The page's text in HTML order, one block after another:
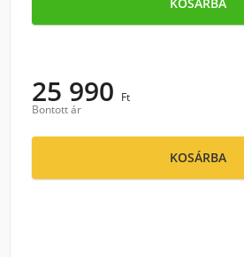
25 990 Ft
Bontott ár
KOSÁRBA